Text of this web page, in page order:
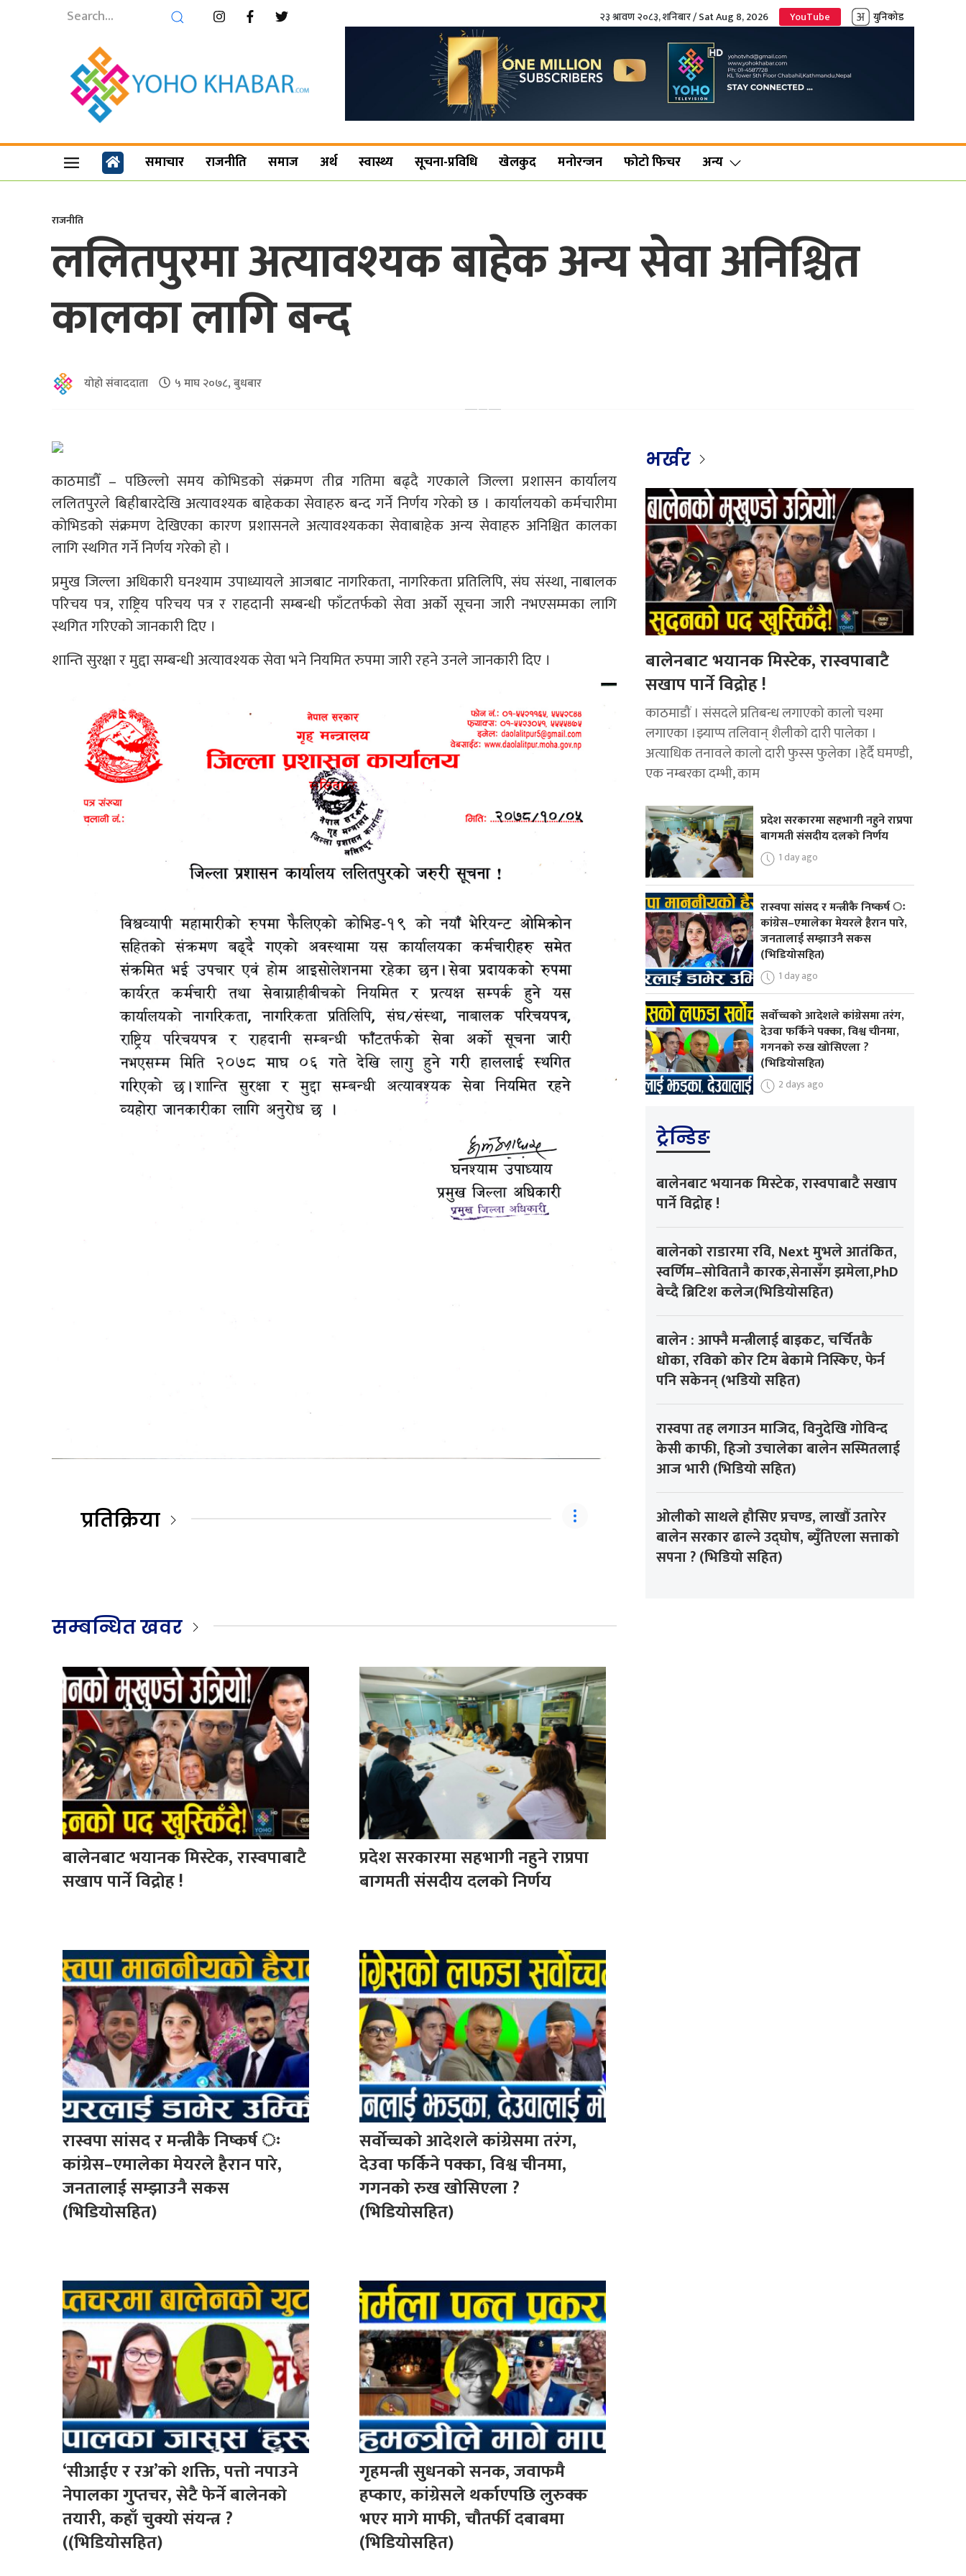
२३ श्रावण २०८३, शनिबार / Sat Aug 8, 2026 YouTube युनिकोड
समाचार राजनीति समाज अर्थ स्वास्थ्य सूचना-प्रविधि खेलकुद मनोरन्जन फोटो फिचर अन्य
राजनीति
ललितपुरमा अत्यावश्यक बाहेक अन्य सेवा अनिश्चित
कालका लागि बन्द
योहो संवाददाता ५ माघ २०७८, बुधबार
काठमाडौँ – पछिल्लो समय कोभिडको संक्रमण तीव्र गतिमा बढ्दै गएकाले जिल्ला प्रशासन कार्यालय
ललितपुरले बिहीबारदेखि अत्यावश्यक बाहेकका सेवाहरु बन्द गर्ने निर्णय गरेको छ । कार्यालयको कर्मचारीमा
कोभिडको संक्रमण देखिएका कारण प्रशासनले अत्यावश्यकका सेवाबाहेक अन्य सेवाहरु अनिश्चित कालका
लागि स्थगित गर्ने निर्णय गरेको हो ।
प्रमुख जिल्ला अधिकारी घनश्याम उपाध्यायले आजबाट नागरिकता, नागरिकता प्रतिलिपि, संघ संस्था, नाबालक
परिचय पत्र, राष्ट्रिय परिचय पत्र र राहदानी सम्बन्धी फाँटतर्फको सेवा अर्को सूचना जारी नभएसम्मका लागि
स्थगित गरिएको जानकारी दिए ।
शान्ति सुरक्षा र मुद्दा सम्बन्धी अत्यावश्यक सेवा भने नियमित रुपमा जारी रहने उनले जानकारी दिए ।
प्रतिक्रिया
सम्बन्धित खवर
बालेनबाट भयानक मिस्टेक, रास्वपाबाटै
सखाप पार्ने विद्रोह !
प्रदेश सरकारमा सहभागी नहुने राप्रपा
बागमती संसदीय दलको निर्णय
रास्वपा सांसद र मन्त्रीकै निष्कर्ष ः
कांग्रेस–एमालेका मेयरले हैरान पारे,
जनतालाई सम्झाउनै सकस
(भिडियोसहित)
सर्वोच्चको आदेशले कांग्रेसमा तरंग,
देउवा फर्किने पक्का, विश्व चीनमा,
गगनको रुख खोसिएला ?
(भिडियोसहित)
‘सीआईए र रअ’को शक्ति, पत्तो नपाउने
नेपालका गुप्तचर, सेटै फेर्ने बालेनको
तयारी, कहाँ चुक्यो संयन्त्र ?
((भिडियोसहित)
गृहमन्त्री सुधनको सनक, जवाफमै
हप्काए, कांग्रेसले थर्काएपछि लुरुक्क
भएर मागे माफी, चौतर्फी दबाबमा
(भिडियोसहित)
भर्खर
बालेनबाट भयानक मिस्टेक, रास्वपाबाटै
सखाप पार्ने विद्रोह !
काठमाडौं । संसदले प्रतिबन्ध लगाएको कालो चश्मा
लगाएका ।झ्याप्प तलिवान् शैलीको दारी पालेका ।
अत्याधिक तनावले कालो दारी फुस्स फुलेका ।हेर्दै घमण्डी,
एक नम्बरका दम्भी, काम
प्रदेश सरकारमा सहभागी नहुने राप्रपा
बागमती संसदीय दलको निर्णय
1 day ago
रास्वपा सांसद र मन्त्रीकै निष्कर्ष ः
कांग्रेस–एमालेका मेयरले हैरान पारे,
जनतालाई सम्झाउनै सकस
(भिडियोसहित)
1 day ago
सर्वोच्चको आदेशले कांग्रेसमा तरंग,
देउवा फर्किने पक्का, विश्व चीनमा,
गगनको रुख खोसिएला ?
(भिडियोसहित)
2 days ago
ट्रेन्डिङ
बालेनबाट भयानक मिस्टेक, रास्वपाबाटै सखाप
पार्ने विद्रोह !
बालेनको राडारमा रवि, Next मुभले आतंकित,
स्वर्णिम–सोवितानै कारक,सेनासँग झमेला,PhD
बेच्दै ब्रिटिश कलेज(भिडियोसहित)
बालेन : आफ्नै मन्त्रीलाई बाइकट, चर्चितकै
धोका, रविको कोर टिम बेकामे निस्किए, फेर्न
पनि सकेनन् (भडियो सहित)
रास्वपा तह लगाउन माजिद, विनुदेखि गोविन्द
केसी काफी, हिजो उचालेका बालेन सस्मितलाई
आज भारी (भिडियो सहित)
ओलीको साथले हौसिए प्रचण्ड, लाखौँ उतारेर
बालेन सरकार ढाल्ने उद्घोष, ब्युँतिएला सत्ताको
सपना ? (भिडियो सहित)